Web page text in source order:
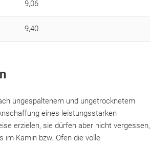
9,06
9,40
ungespaltenem und ungetrocknetem
eines leistungsstarken
erzielen, sie dürfen aber nicht vergessen,
im Kamin bzw. Ofen die volle